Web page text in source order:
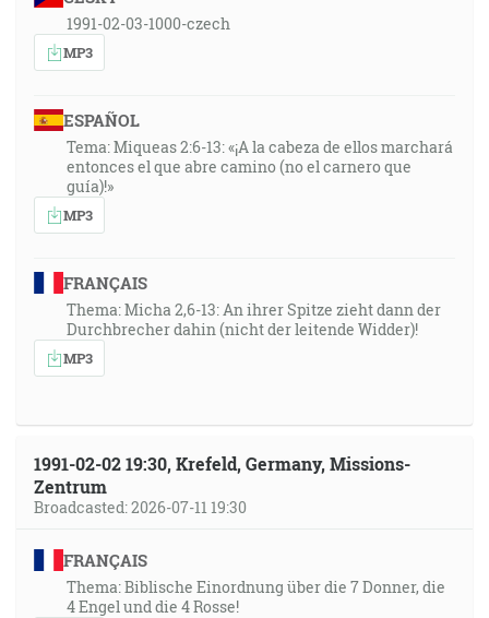
1991-02-03-1000-czech
MP3
ESPAÑOL
Tema: Miqueas 2:6-13: «¡A la cabeza de ellos marchará
entonces el que abre camino (no el carnero que
guía)!»
MP3
FRANÇAIS
Thema: Micha 2,6-13: An ihrer Spitze zieht dann der
Durchbrecher dahin (nicht der leitende Widder)!
MP3
1991-02-02 19:30, Krefeld, Germany, Missions-
Zentrum
Broadcasted: 2026-07-11 19:30
FRANÇAIS
Thema: Biblische Einordnung über die 7 Donner, die
4 Engel und die 4 Rosse!